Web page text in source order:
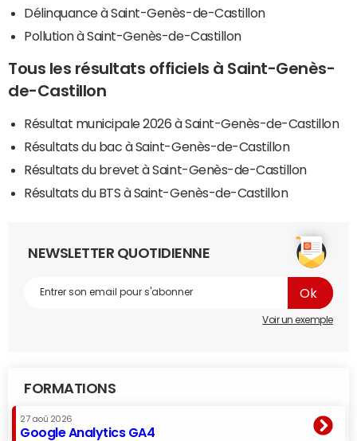
Délinquance à Saint-Genès-de-Castillon
Pollution à Saint-Genès-de-Castillon
Tous les résultats officiels à Saint-Genès-
de-Castillon
Résultat municipale 2026 à Saint-Genès-de-Castillon
Résultats du bac à Saint-Genès-de-Castillon
Résultats du brevet à Saint-Genès-de-Castillon
Résultats du BTS à Saint-Genès-de-Castillon
NEWSLETTER QUOTIDIENNE
Voir un exemple
FORMATIONS
27 aoû 2026
Google Analytics GA4